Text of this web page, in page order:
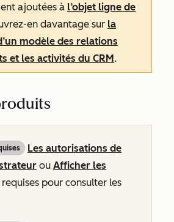
ajoutées à l’objet ligne de
en davantage sur la
modèle des relations
et les activités du CRM.
Les autorisations de
ou Afficher les
pour consulter les